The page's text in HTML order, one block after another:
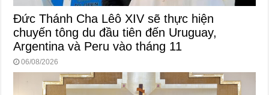
Đức Thánh Cha Lêô XIV sẽ thực hiện
chuyến tông du đầu tiên đến Uruguay,
Argentina và Peru vào tháng 11
06/08/2026